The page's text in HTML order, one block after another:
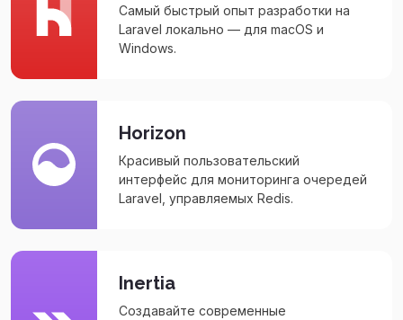
Самый быстрый опыт разработки на
Laravel локально — для macOS и
Windows.
Horizon
Красивый пользовательский
интерфейс для мониторинга очередей
Laravel, управляемых Redis.
Inertia
Создавайте современные